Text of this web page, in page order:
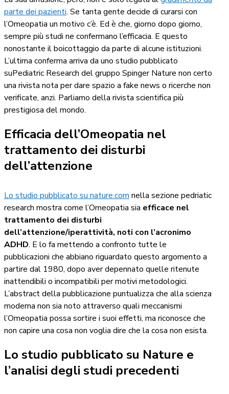
parte dei pazienti. Se tanta gente decide di curarsi con
l’Omeopatia un motivo c’è. Ed è che, giorno dopo giorno,
sempre più studi ne confermano l’efficacia. E questo
nonostante il boicottaggio da parte di alcune istituzioni.
L’ultima conferma arriva da uno studio pubblicato
suPediatric Research del gruppo Spinger Nature non certo
una rivista nota per dare spazio a fake news o ricerche non
verificate, anzi. Parliamo della rivista scientifica più
prestigiosa del mondo.
Efficacia dell’Omeopatia nel
trattamento dei disturbi
dell’attenzione
Lo studio pubblicato su nature.com nella sezione pedriatic
research mostra come l’Omeopatia sia efficace nel
trattamento dei disturbi
dell’attenzione/iperattività, noti con l’acronimo
ADHD. E lo fa mettendo a confronto tutte le
pubblicazioni che abbiano riguardato questo argomento a
partire dal 1980, dopo aver depennato quelle ritenute
inattendibili o incompatibili per motivi metodologici.
L’abstract della pubblicazione puntualizza che alla scienza
moderna non sia noto attraverso quali meccanismi
l’Omeopatia possa sortire i suoi effetti, ma riconosce che
non capire una cosa non voglia dire che la cosa non esista.
Lo studio pubblicato su Nature e
l’analisi degli studi precedenti